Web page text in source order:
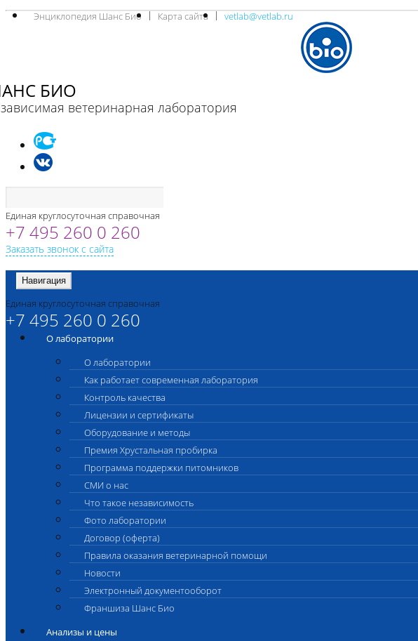
Энциклопедия Шанс Био Карта сайта vetlab@vetlab.ru
БИО
ветеринарная лаборатория
Единая круглосуточная справочная
+7 495 260 0 260
Заказать звонок с сайта
Навигация
Единая круглосуточная справочная
+7 495 260 0 260
О лаборатории
О лаборатории
Как работает современная лаборатория
Контроль качества
Лицензии и сертификаты
Оборудование и методы
Премия Хрустальная пробирка
Программа поддержки питомников
СМИ о нас
Что такое независимость
Фото лаборатории
Договор (оферта)
Правила оказания ветеринарной помощи
Новости
Электронный документооборот
Франшиза Шанс Био
Анализы и цены